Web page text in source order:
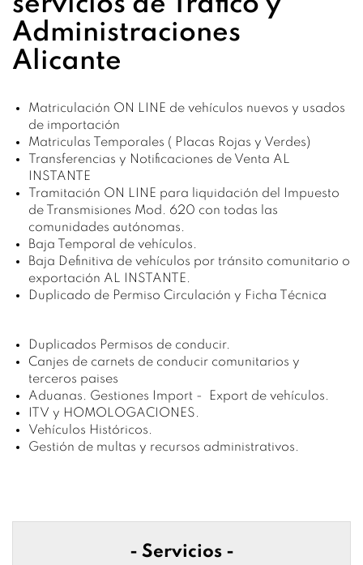
Administraciones
Alicante
Matriculación ON LINE de vehículos nuevos y usados
de importación
Matriculas Temporales ( Placas Rojas y Verdes)
Transferencias y Notificaciones de Venta AL
INSTANTE
Tramitación ON LINE para liquidación del Impuesto
de Transmisiones Mod. 620 con todas las
comunidades autónomas.
Baja Temporal de vehículos.
Baja Definitiva de vehículos por tránsito comunitario o
exportación AL INSTANTE.
Duplicado de Permiso Circulación y Ficha Técnica
Duplicados Permisos de conducir.
Canjes de carnets de conducir comunitarios y
terceros paises
Aduanas. Gestiones Import - Export de vehículos.
ITV y HOMOLOGACIONES.
Vehículos Históricos.
Gestión de multas y recursos administrativos.
- Servicios -